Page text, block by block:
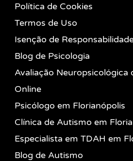
Política de Cookies
Termos de Uso
Isenção de
Blog de Psicologia
Avaliação Neuropsicológica
Online
Psicólogo em Florianópolis
Clínica de Autismo em
Especialista em TDAH em
Blog de Autismo